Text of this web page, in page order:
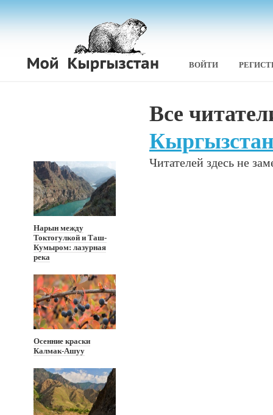
ВОЙТИ
Нарын между
Токтогулкой и Таш-
Кумыром: лазурная
река
Осенние краски
Калмак-Ашуу
Все
Читателей здесь не